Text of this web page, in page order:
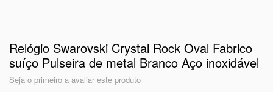
Relógio Swarovski Crystal Rock Oval Fabrico
suíço Pulseira de metal Branco Aço inoxidável
Seja o primeiro a avaliar este produto